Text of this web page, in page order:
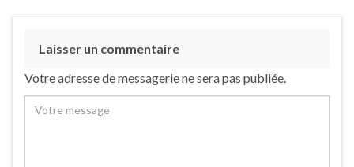
Laisser un commentaire
Votre adresse de messagerie ne sera pas publiée.